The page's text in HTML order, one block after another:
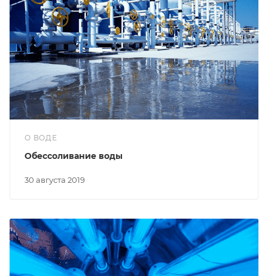
О ВОДЕ
30 августа 2019
Обессоливание воды